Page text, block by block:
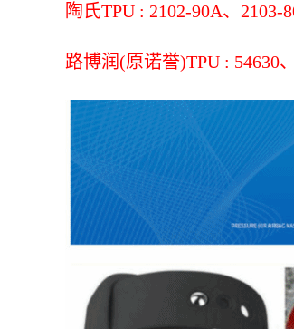
陶氏TPU : 2102-90A、2103-
路博润(原诺誉)TPU : 54630